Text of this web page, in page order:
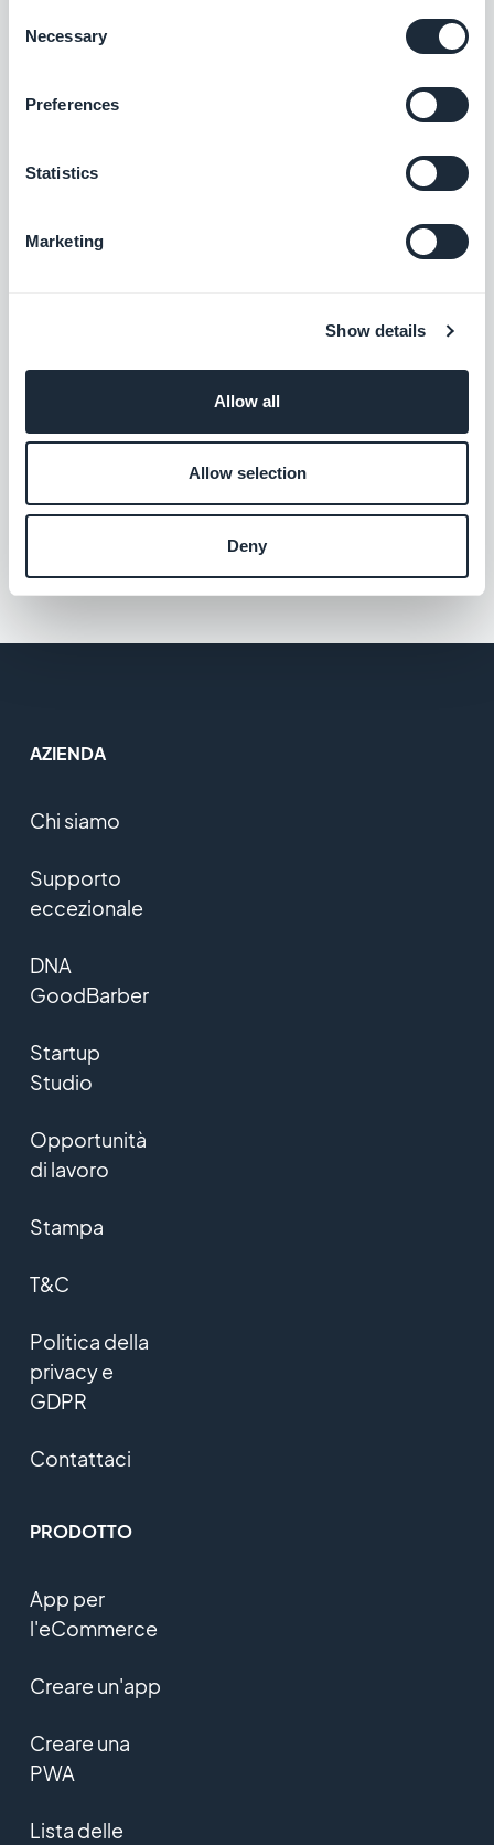
Selection
Necessary
Preferences
Statistics
Marketing
Show details
Allow all
Allow selection
Deny
Distribuisci contenuti esterni creando il tuo
tuo feed personalizzato con l'integrazione
Feed di articoli personalizzato
Fornisci contenuti esterni creando il tuo
feed personalizzato con l'integrazione
AZIENDA
Chi siamo
Supporto
eccezionale
DNA
GoodBarber
Startup
Studio
Opportunità
di lavoro
Stampa
T&C
Politica della
privacy e
GDPR
Contattaci
PRODOTTO
App per
l'eCommerce
Creare un'app
Creare una
PWA
Lista delle